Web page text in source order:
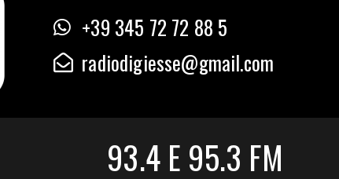
+39 345 72 72 88 5
radiodigiesse@gmail.com
93.4 E 95.3 FM